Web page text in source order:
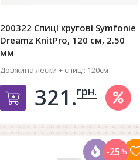
200322 Спиці кругові Symfonie
Dreamz KnitPro, 120 см, 2.50
мм
Довжина лески + спиці: 120см
Добавить в корзину
321.грн.
-25 %